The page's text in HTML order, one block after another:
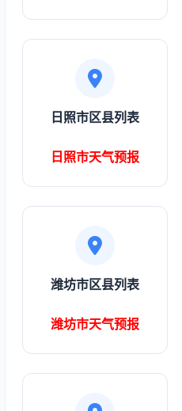
日照市区县列表
日照市天气预报
潍坊市区县列表
潍坊市天气预报